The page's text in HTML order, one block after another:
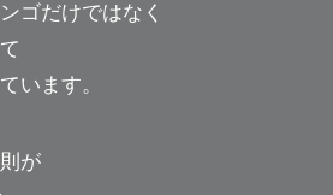
ゴだけではなく
います。
が